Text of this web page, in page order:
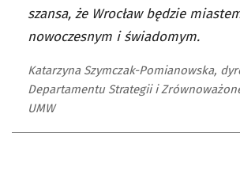
szansa, że Wrocław będzie
nowoczesnym i świadomym.
Katarzyna Szymczak-Pomianowska,
Departamentu Strategii i
UMW